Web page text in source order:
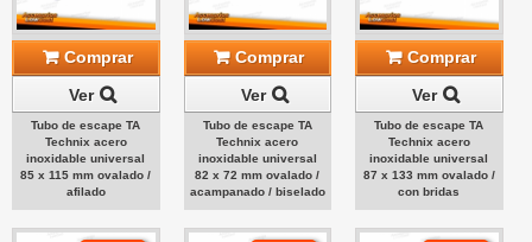
Comprar
Ver
Tubo de escape TA
Technix acero
inoxidable universal
85 x 115 mm ovalado /
afilado
Comprar
Ver
Tubo de escape TA
Technix acero
inoxidable universal
82 x 72 mm ovalado /
acampanado / biselado
Comprar
Ver
Tubo de escape TA
Technix acero
inoxidable universal
87 x 133 mm ovalado /
con bridas